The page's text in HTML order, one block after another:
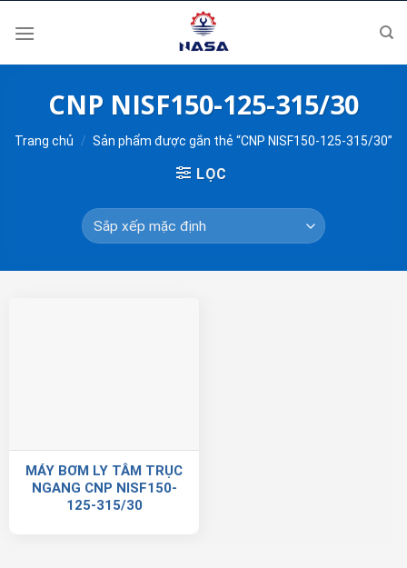
CNP NISF150-125-315/30
Trang chủ / Sản phẩm được gắn thẻ “CNP NISF150-125-315/30”
LỌC
MÁY BƠM LY TÂM TRỤC
NGANG CNP NISF150-
125-315/30